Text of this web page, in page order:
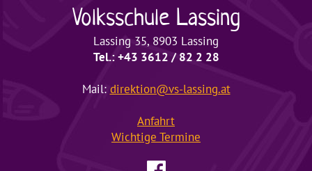
VolksschuleLassing
Lassing 35, 8903 Lassing
Tel.: +43 3612 / 82 2 28
Mail: direktion@vs-lassing.at
Anfahrt
Wichtige Termine